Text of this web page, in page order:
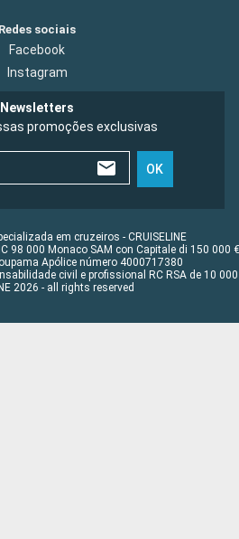
Redes sociais
Facebook
Instagram
Newsletters
promoções exclusivas
OK
em cruzeiros - CRUISELINE
98 000 Monaco SAM con Capitale di 150 000 €
Apólice número 4000717380
civil e profissional RC RSA de 10 000
2026 - all rights reserved